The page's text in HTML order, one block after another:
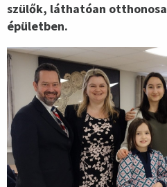
szülők, láthatóan
épületben.